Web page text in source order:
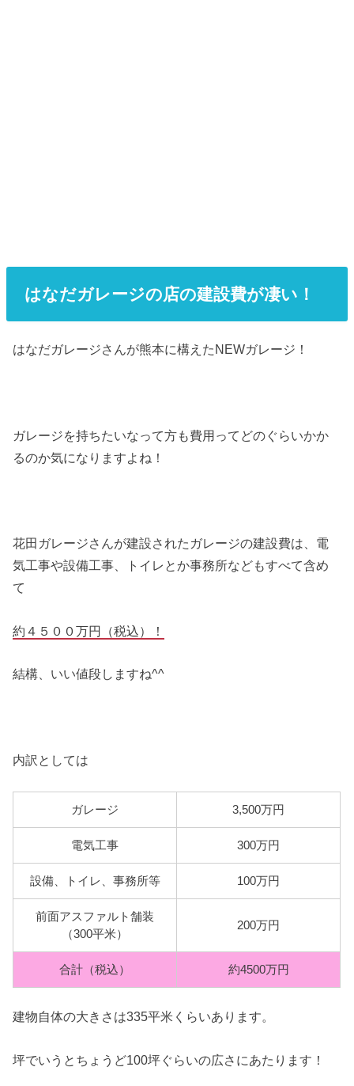
はなだガレージの店の建設費が凄い！
はなだガレージさんが熊本に構えたNEWガレージ！
ガレージを持ちたいなって方も費用ってどのぐらいかか
るのか気になりますよね！
花田ガレージさんが建設されたガレージの建設費は、電
気工事や設備工事、トイレとか事務所などもすべて含め
て
約４５００万円（税込）！
結構、いい値段しますね^^
内訳としては
ガレージ 3,500万円
電気工事 300万円
設備、トイレ、事務所等 100万円
前面アスファルト舗装
（300平米）
200万円
合計（税込） 約4500万円
建物自体の大きさは335平米くらいあります。
坪でいうとちょうど100坪ぐらいの広さにあたります！